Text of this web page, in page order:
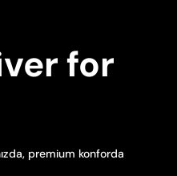
for
premium konforda